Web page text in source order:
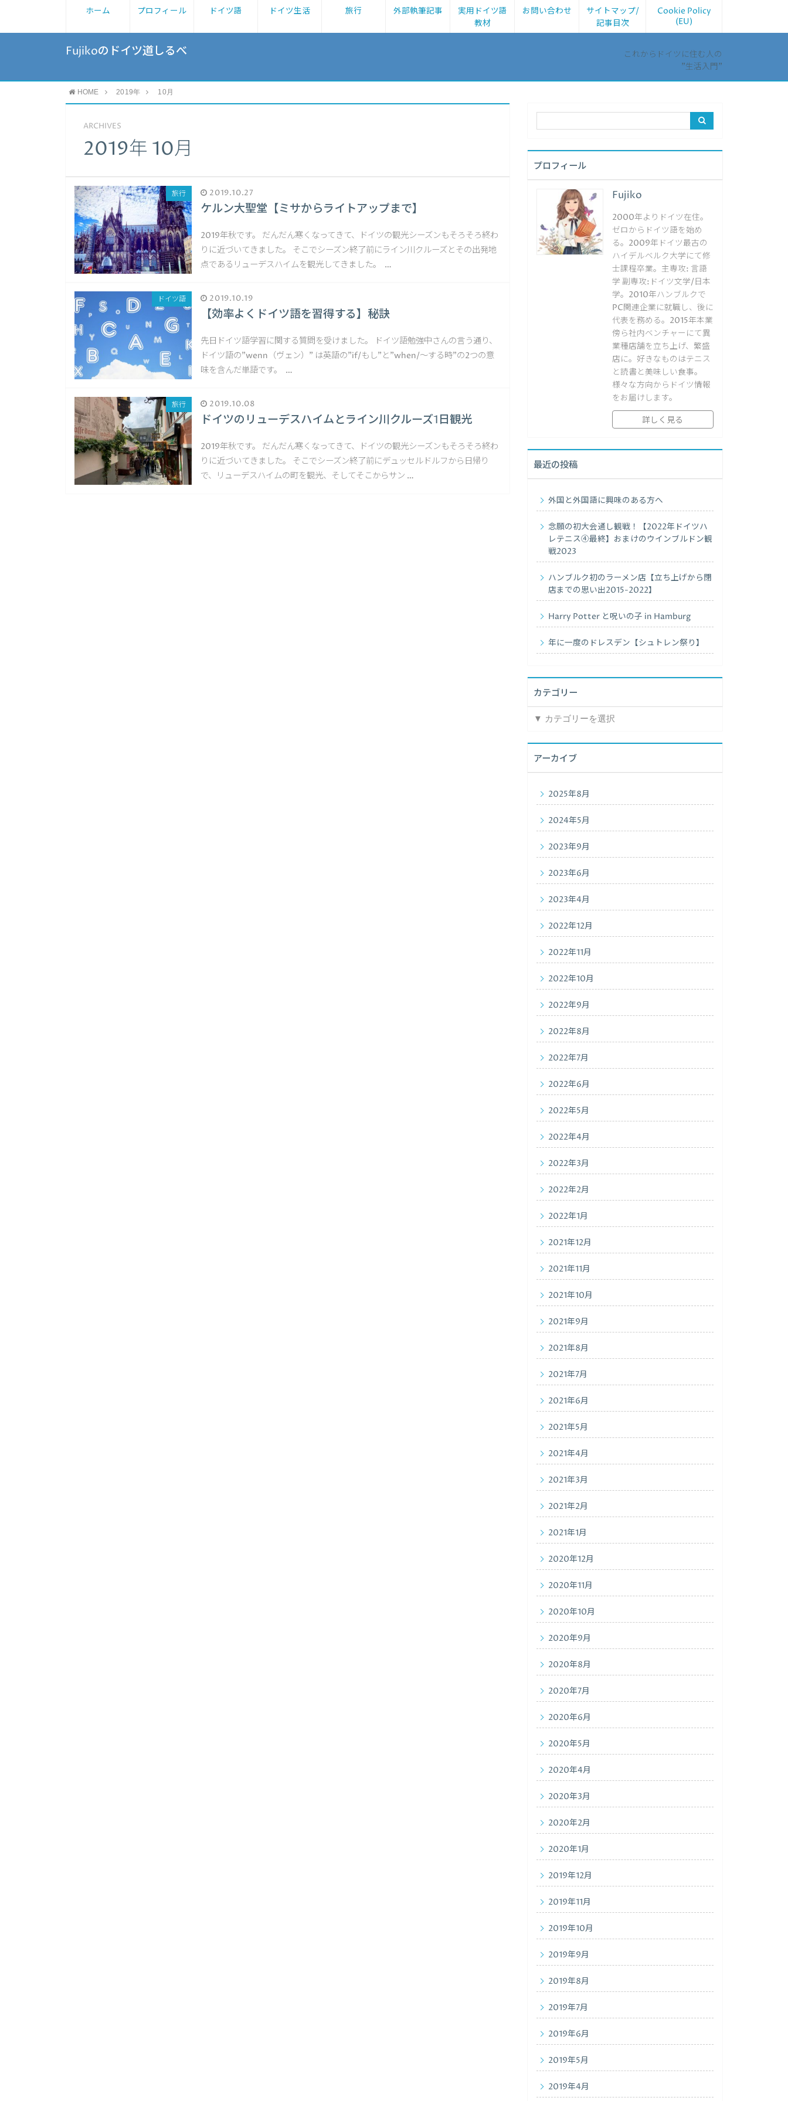
ホーム プロフィール ドイツ語 ドイツ生活 旅行 外部執筆記事
実用ドイツ語
教材
お問い合わせ
サイトマップ/
記事目次
Cookie Policy
(EU)
Fujikoのドイツ道しるべ
これからドイツに住む人の
”生活入門”
HOME 2019年 10月
ARCHIVES
2019年 10月
旅行 2019.10.27
ケルン大聖堂【ミサからライトアップまで】
2019年秋です。 だんだん寒くなってきて、ドイツの観光シーズンもそろそろ終わ
りに近づいてきました。 そこでシーズン終了前にライン川クルーズとその出発地
点であるリューデスハイムを観光してきました。 …
ドイツ語 2019.10.19
【効率よくドイツ語を習得する】秘訣
先日ドイツ語学習に関する質問を受けました。 ドイツ語勉強中さんの言う通り、
ドイツ語の”wenn（ヴェン）" は英語の”if/もし”と”when/～する時”の2つの意
味を含んだ単語です。 …
旅行 2019.10.08
ドイツのリューデスハイムとライン川クルーズ1日観光
2019年秋です。 だんだん寒くなってきて、ドイツの観光シーズンもそろそろ終わ
りに近づいてきました。 そこでシーズン終了前にデュッセルドルフから日帰り
で、リューデスハイムの町を観光、そしてそこからサン …
プロフィール
Fujiko
2000年よりドイツ在住。
ゼロからドイツ語を始め
る。2009年ドイツ最古の
ハイデルベルク大学にて修
士課程卒業。主専攻: 言語
学 副専攻:ドイツ文学/日本
学。2010年ハンブルクで
PC関連企業に就職し、後に
代表を務める。2015年本業
傍ら社内ベンチャーにて異
業種店舗を立ち上げ、繁盛
店に。好きなものはテニス
と読書と美味しい食事。
様々な方向からドイツ情報
をお届けします。
詳しく見る
最近の投稿
外国と外国語に興味のある方へ
念願の初大会通し観戦！【2022年ドイツハ
レテニス④最終】おまけのウインブルドン観
戦2023
ハンブルク初のラーメン店【立ち上げから閉
店までの思い出2015-2022】
Harry Potter と呪いの子 in Hamburg
年に一度のドレスデン【シュトレン祭り】
カテゴリー
カ
ゴ
リ
ー
アーカイブ
2025年8月
2024年5月
2023年9月
2023年6月
2023年4月
2022年12月
2022年11月
2022年10月
2022年9月
2022年8月
2022年7月
2022年6月
2022年5月
2022年4月
2022年3月
2022年2月
2022年1月
2021年12月
2021年11月
2021年10月
2021年9月
2021年8月
2021年7月
2021年6月
2021年5月
2021年4月
2021年3月
2021年2月
2021年1月
2020年12月
2020年11月
2020年10月
2020年9月
2020年8月
2020年7月
2020年6月
2020年5月
2020年4月
2020年3月
2020年2月
2020年1月
2019年12月
2019年11月
2019年10月
2019年9月
2019年8月
2019年7月
2019年6月
2019年5月
2019年4月